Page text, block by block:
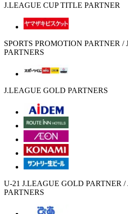
J.LEAGUE CUP TITLE PARTNER
SPORTS PROMOTION PARTNER
PARTNERS
J.LEAGUE GOLD PARTNERS
U-21 J.LEAGUE GOLD PARTNER
PARTNERS